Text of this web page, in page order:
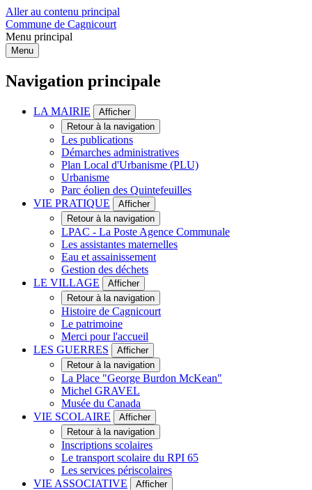
Aller au contenu principal
Commune de Cagnicourt
Menu principal
Menu
Navigation principale
LA MAIRIE
Afficher
Retour à la navigation
Les publications
Démarches administratives
Plan Local d'Urbanisme (PLU)
Urbanisme
Parc éolien des Quintefeuilles
VIE PRATIQUE
Afficher
Retour à la navigation
LPAC - La Poste Agence Communale
Les assistantes maternelles
Eau et assainissement
Gestion des déchets
LE VILLAGE
Afficher
Retour à la navigation
Histoire de Cagnicourt
Le patrimoine
Merci pour l'accueil
LES GUERRES
Afficher
Retour à la navigation
La Place "George Burdon McKean"
Michel GRAVEL
Musée du Canada
VIE SCOLAIRE
Afficher
Retour à la navigation
Inscriptions scolaires
Le transport scolaire du RPI 65
Les services périscolaires
VIE ASSOCIATIVE
Afficher